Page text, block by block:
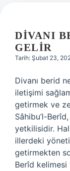
DIVANI
GELIR
Tarih: Şubat 23,
Divanı berid
iletişimi
getirmek ve
Sâhibu’l-
yetkilisidir.
illerdeki
getirmekten
Berîd kelimesi